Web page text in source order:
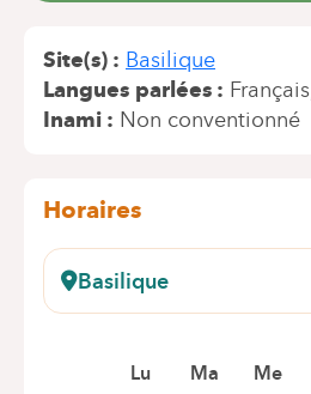
Site(s)
Basilique
Langues parlées
Français
Inami
Non conventionné
Horaires
Basilique
Rue Pangaert, 37-47
Prendre rendez-vous en ligne
Lu Ma Me